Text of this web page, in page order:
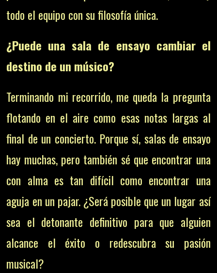
todo el equipo con su filosofía única.
¿Puede una sala de ensayo cambiar el
destino de un músico?
Terminando mi recorrido, me queda la pregunta
flotando en el aire como esas notas largas al
final de un concierto. Porque sí, salas de ensayo
hay muchas, pero también sé que encontrar una
con alma es tan difícil como encontrar una
aguja en un pajar. ¿Será posible que un lugar así
sea el detonante definitivo para que alguien
alcance el éxito o redescubra su pasión
musical?